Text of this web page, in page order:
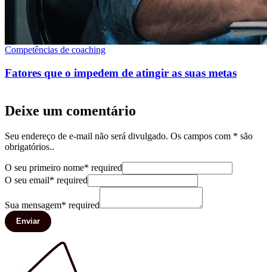
Competências de coaching
Fatores que o impedem de atingir as suas metas
Deixe um comentário
Seu endereço de e-mail não será divulgado. Os campos com * são
obrigatórios..
O seu primeiro nome* required
O seu email* required
Sua mensagem* required
Enviar